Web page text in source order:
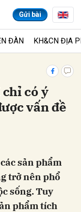
Gửi bài
ĐÀN KH&CN ĐỊA
có ý
vấn đề
sản phẩm
trở nên phổ
sống. Tuy
phẩm tích
Gửi